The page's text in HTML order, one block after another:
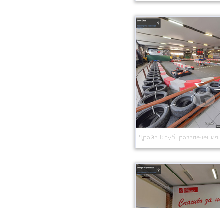
Драйв Клуб, развлечения